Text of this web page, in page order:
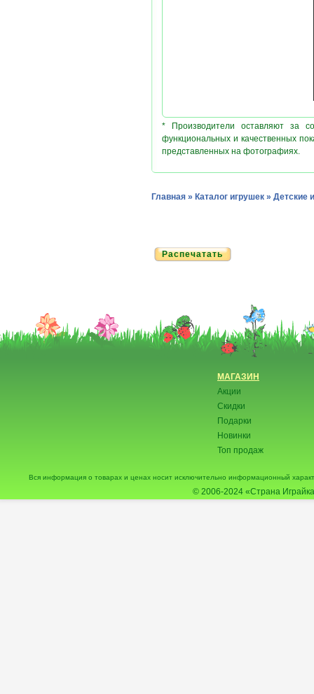
* Производители оставляют за
функциональных и качественных
представленных на фотографиях.
Главная » Каталог игрушек » Детские
Распечатать
МАГАЗИН
Акции
Скидки
Подарки
Новинки
Топ продаж
Вся информация о товарах и ценах носит исключительно информационный
© 2006-2024 «Страна